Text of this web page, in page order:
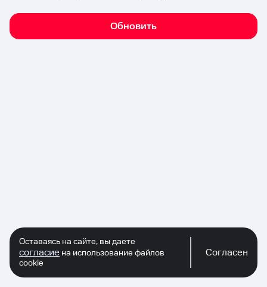
Обновить
Оставаясь на сайте, вы даете
согласие на использование файлов
cookie
Согласен